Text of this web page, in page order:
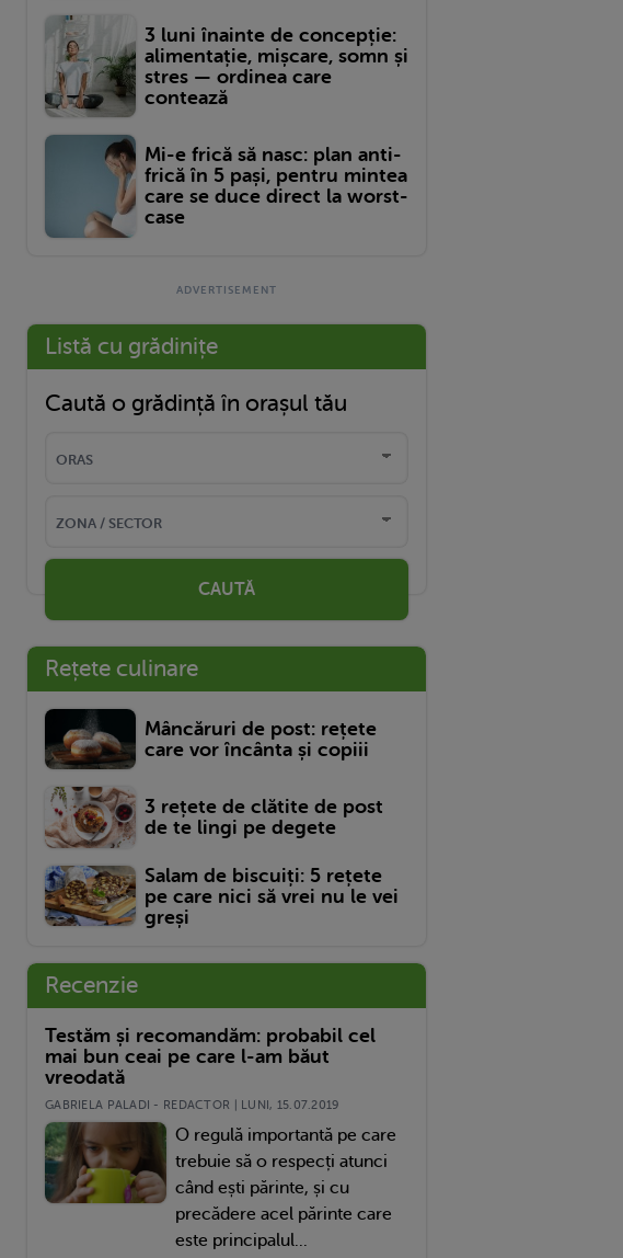
3 luni înainte de concepție:
alimentație, mișcare, somn și
stres — ordinea care
contează
Mi-e frică să nasc: plan anti-
frică în 5 pași, pentru mintea
care se duce direct la worst-
case
Listă cu grădinițe
Caută o grădință în orașul tău
CAUTĂ
Rețete culinare
Mâncăruri de post: rețete
care vor încânta și copiii
3 rețete de clătite de post
de te lingi pe degete
Salam de biscuiți: 5 rețete
pe care nici să vrei nu le vei
greși
Recenzie
Testăm și recomandăm: probabil cel
mai bun ceai pe care l-am băut
vreodată
GABRIELA PALADI - REDACTOR | LUNI, 15.07.2019
O regulă importantă pe care
trebuie să o respecți atunci
când ești părinte, și cu
precădere acel părinte care
este principalul...